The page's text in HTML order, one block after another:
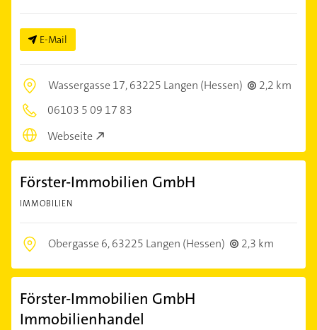
E-Mail
Wassergasse 17,63225 Langen (Hessen)
2,2 km
06103 5 09 17 83
Webseite
Förster-Immobilien GmbH
IMMOBILIEN
Obergasse 6,63225 Langen (Hessen) 2,3 km
Förster-Immobilien GmbH
Immobilienhandel